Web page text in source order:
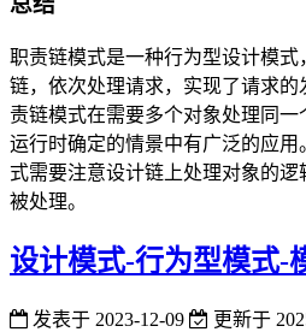
职责链模式是一种行为型设计模
链，依次处理请求，实现了请求
责链模式在需要多个对象处理同
运行时确定的情景中有广泛的应
式需要注意设计链上处理对象的
被处理。
设计模式-行为型模式-
发表于 2023-12-09 更新于